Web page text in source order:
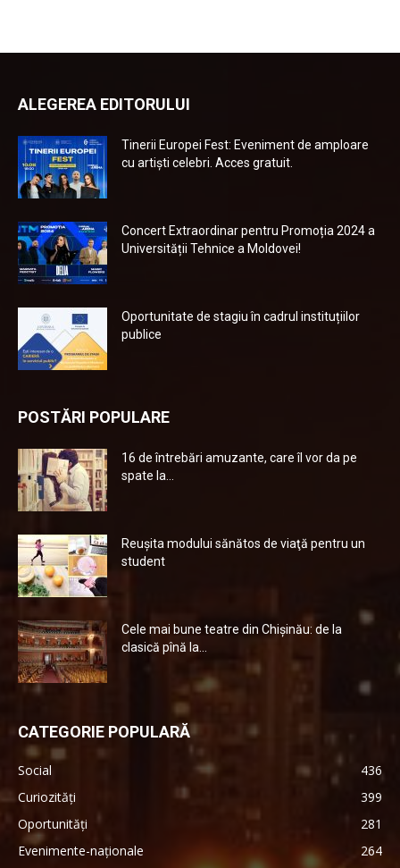
ALEGEREA EDITORULUI
Tinerii Europei Fest: Eveniment de amploare
cu artiști celebri. Acces gratuit.
Concert Extraordinar pentru Promoția 2024 a
Universității Tehnice a Moldovei!
Oportunitate de stagiu în cadrul instituțiilor
publice
POSTĂRI POPULARE
16 de întrebări amuzante, care îl vor da pe
spate la...
Reuşita modului sănătos de viaţă pentru un
student
Cele mai bune teatre din Chişinău: de la
clasică pînă la...
CATEGORIE POPULARĂ
Social
436
Curiozități
399
Oportunități
281
Evenimente-naționale
264